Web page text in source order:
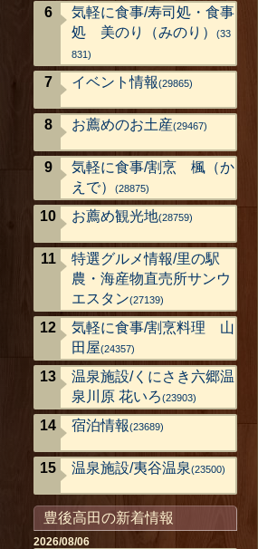
気軽に食事/寿司処・食事
処 美のり（みのり）
(33
831)
イベント情報(29865)
お薦めのお土産(29467)
気軽に食事/割烹 楓（か
えで）
(28875)
お薦め観光地(28759)
特選グルメ情報/里の駅
農・海産物直売所サンウ
エスタン(27139)
気軽に食事/割烹料理 山
田屋(24357)
温泉施設/くにさき六郷温
泉川原 花いろ(23903)
宿泊情報(23689)
温泉施設/夷谷温泉(23500)
豊後高田の新着情報
2026/08/06